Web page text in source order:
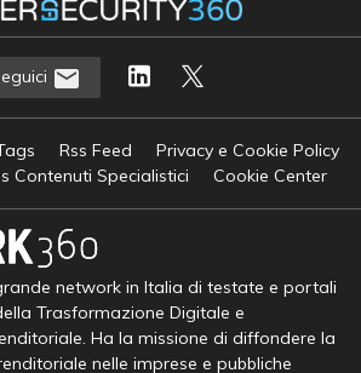
Rss Feed
Privacy e Cookie Policy
Contenuti Specialistici
Cookie Center
network in Italia di testate e portali
Trasformazione Digitale e
Ha la missione di diffondere la
nelle imprese e pubbliche